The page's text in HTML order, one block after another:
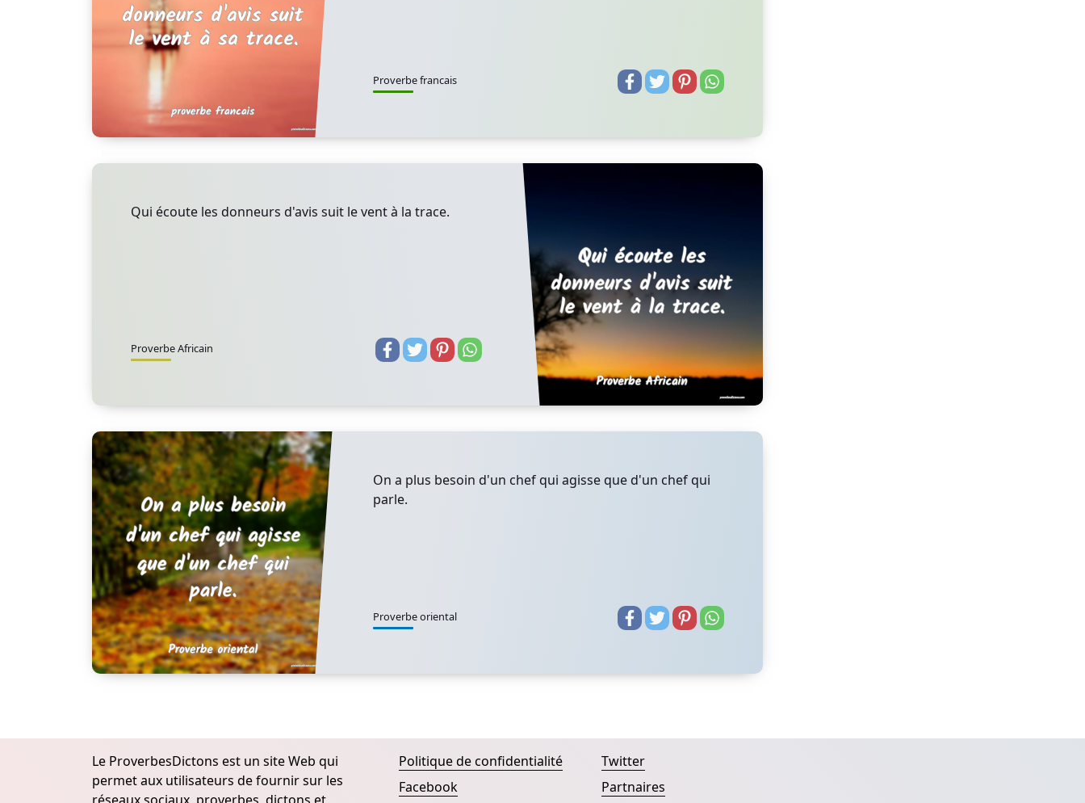
Proverbe francais
Qui écoute les donneurs d'avis suit le vent à la trace.
Proverbe Africain
On a plus besoin d'un chef qui agisse que d'un chef qui
parle.
Proverbe oriental
Le ProverbesDictons est un site Web qui
permet aux utilisateurs de fournir sur les
Politique de confidentialité
Facebook
Twitter
Partnaires